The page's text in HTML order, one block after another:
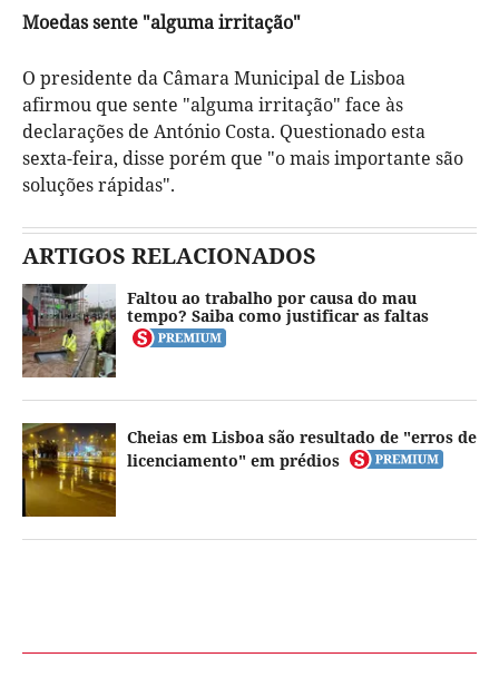
Moedas sente "alguma irritação"
O presidente da Câmara Municipal de Lisboa
afirmou que sente "alguma irritação" face às
declarações de António Costa. Questionado esta
sexta-feira, disse porém que "o mais importante são
soluções rápidas".
ARTIGOS RELACIONADOS
Faltou ao trabalho por causa do mau
tempo? Saiba como justificar as faltas
Cheias em Lisboa são resultado de "erros de
licenciamento" em prédios